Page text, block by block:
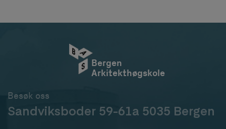
Bergen
Arkitekthøgskole
Besøk oss
Sandviksboder 59-61a 5035 Bergen